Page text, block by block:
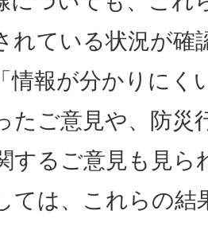
れている状況が確
情報が分かりにく
たご意見や、防災
するご意見も見ら
ては、これらの結